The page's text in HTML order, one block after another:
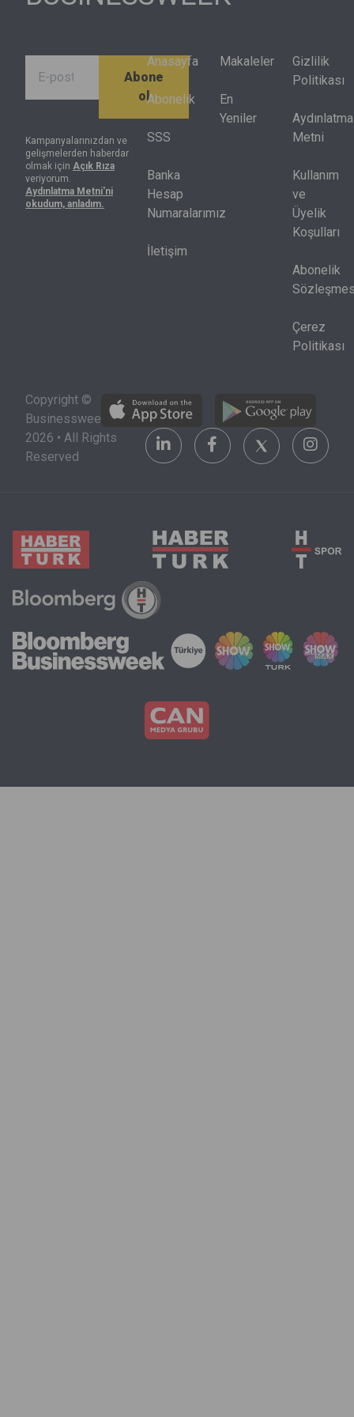
kapsamındaki
performansı
endeksin
getirisinin
Endeksteki
hisselerin
yarısı
yılbaşındaki
seviyesinin
da bu
dönüşüyor.
sonuçlar
ürettiğini
Artık net kâr
tek başına
nakit akışı,
sermaye
harcamaları
ve kredi
okunmak
Abone
ol
Kampanyalarınızdan ve
gelişmelerden haberdar
olmak için Açık Rıza
veriyorum.
Aydınlatma Metni'ni
okudum, anladım.
Anasayfa
Abonelik
SSS
Banka
Hesap
Numaralarımız
İletişim
Makaleler
En
Yeniler
Gizlilik
Politikası
Aydınlatma
Metni
Kullanım
ve
Üyelik
Koşulları
Abonelik
Çerez
Politikası
Copyright ©
Businessweek
2026 • All Rights
Reserved